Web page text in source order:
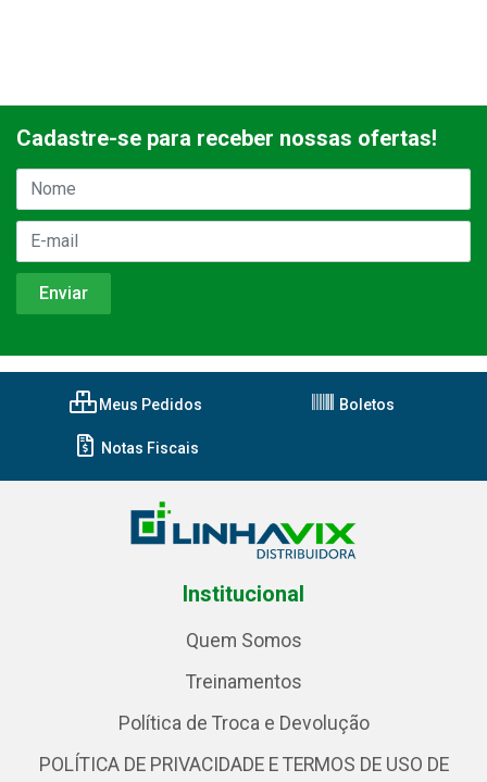
Cadastre-se para receber nossas ofertas!
Meus Pedidos Boletos
Notas Fiscais
Institucional
Quem Somos
Treinamentos
Política de Troca e Devolução
POLÍTICA DE PRIVACIDADE E TERMOS DE USO DE